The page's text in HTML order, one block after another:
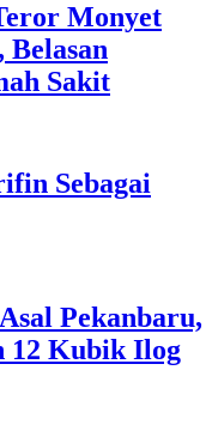
Monyet
Sakit
Sebagai
Pekanbaru,
12 Kubik Ilog